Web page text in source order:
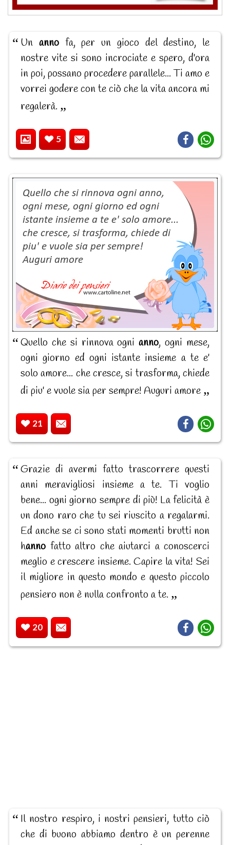
Un annofa, per un gioco del destino, le
nostre vite si sono incrociate e spero, d'ora
in poi, possano procedere parallele... Ti amo e
vorrei godere con te ciò che la vita ancora mi
regalerà.
5
Quello che si rinnova ognianno, ogni mese,
ogni giorno ed ogni istante insieme a te e'
solo amore... che cresce, si trasforma, chiede
di piu' e vuole sia per sempre! Auguri amore
21
Grazie di avermi fatto trascorrere questi
anni meravigliosi insieme a te. Ti voglio
bene... ogni giorno sempre di più! La felicità è
un dono raro che tu sei riuscito a regalarmi.
Ed anche se ci sono stati momenti brutti non
hanno fatto altro che aiutarci a conoscerci
meglio e crescere insieme. Capire la vita! Sei
il migliore in questo mondo e questo piccolo
pensiero non è nulla confronto a te.
20
Il nostro respiro, i nostri pensieri, tutto ciò
che di buono abbiamo dentro è un perenne